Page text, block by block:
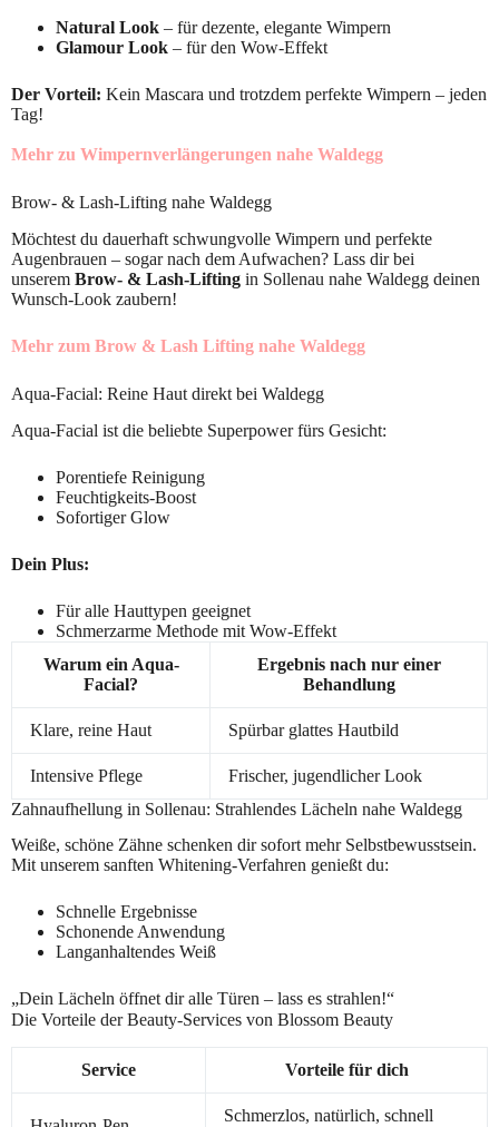
Natural Look – für dezente, elegante Wimpern
Glamour Look – für den Wow-Effekt
Der Vorteil: Kein Mascara und trotzdem perfekte Wimpern – jeden
Tag!
Mehr zu Wimpernverlängerungen nahe Waldegg
Brow- & Lash-Lifting nahe Waldegg
Möchtest du dauerhaft schwungvolle Wimpern und perfekte
Augenbrauen – sogar nach dem Aufwachen? Lass dir bei
unserem Brow- & Lash-Lifting in Sollenau nahe Waldegg deinen
Wunsch-Look zaubern!
Mehr zum Brow & Lash Lifting nahe Waldegg
Aqua-Facial: Reine Haut direkt bei Waldegg
Aqua-Facial ist die beliebte Superpower fürs Gesicht:
Porentiefe Reinigung
Feuchtigkeits-Boost
Sofortiger Glow
Dein Plus:
Für alle Hauttypen geeignet
Schmerzarme Methode mit Wow-Effekt
Warum ein Aqua-
Facial?
Ergebnis nach nur einer
Behandlung
Klare, reine Haut Spürbar glattes Hautbild
Intensive Pflege
Frischer, jugendlicher Look
Zahnaufhellung in Sollenau: Strahlendes Lächeln nahe Waldegg
Weiße, schöne Zähne schenken dir sofort mehr Selbstbewusstsein.
Mit unserem sanften Whitening-Verfahren genießt du:
Schnelle Ergebnisse
Schonende Anwendung
Langanhaltendes Weiß
„Dein Lächeln öffnet dir alle Türen – lass es strahlen!“
Die Vorteile der Beauty-Services von Blossom Beauty
Service Vorteile für dich
Schmerzlos, natürlich, schnell